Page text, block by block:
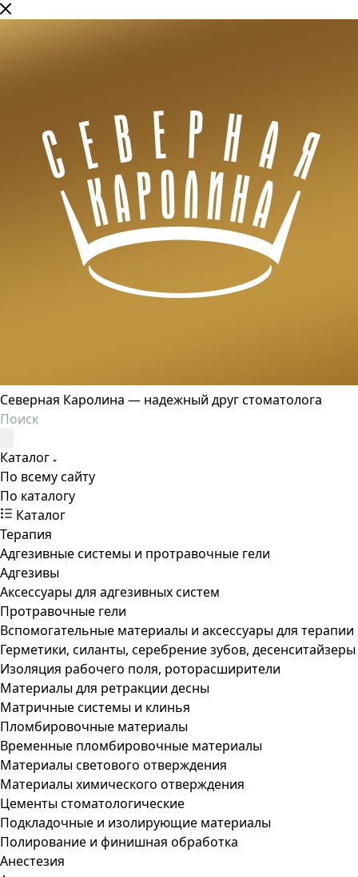
Северная Каролина — надежный друг стоматолога
Каталог
По всему сайту
По каталогу
Каталог
Терапия
Адгезивные системы и протравочные гели
Адгезивы
Аксессуары для адгезивных систем
Протравочные гели
Вспомогательные материалы и аксессуары для терапии
Герметики, силанты, серебрение зубов, десенситайзеры
Изоляция рабочего поля, роторасширители
Материалы для ретракции десны
Матричные системы и клинья
Пломбировочные материалы
Временные пломбировочные материалы
Материалы светового отверждения
Материалы химического отверждения
Цементы стоматологические
Подкладочные и изолирующие материалы
Полирование и финишная обработка
Анестезия